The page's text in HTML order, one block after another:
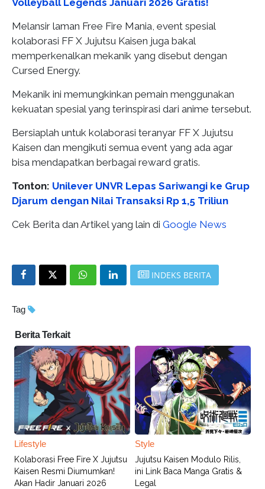
Volleyball Legends Januari 2026 Gratis!
Melansir laman Free Fire Mania, event spesial
kolaborasi FF X Jujutsu Kaisen juga bakal
memperkenalkan mekanik yang disebut dengan
Cursed Energy.
Mekanik ini memungkinkan pemain menggunakan
kekuatan spesial yang terinspirasi dari anime tersebut.
Bersiaplah untuk kolaborasi teranyar FF X Jujutsu
Kaisen dan mengikuti semua event yang ada agar
bisa mendapatkan berbagai reward gratis.
Tonton: Unilever UNVR Lepas Sariwangi ke Grup
Djarum dengan Nilai Transaksi Rp 1,5 Triliun
Cek Berita dan Artikel yang lain di Google News
INDEKS BERITA
Tag
Berita Terkait
Lifestyle
Kolaborasi Free Fire X Jujutsu
Kaisen Resmi Diumumkan!
Akan Hadir Januari 2026
Style
Jujutsu Kaisen Modulo Rilis,
ini Link Baca Manga Gratis &
Legal